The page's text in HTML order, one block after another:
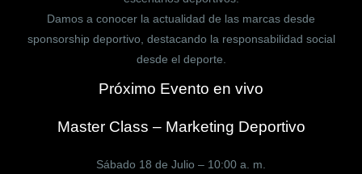
Damos a conocer la actualidad de las marcas desde
sponsorship deportivo, destacando la responsabilidad social
desde el deporte.
Próximo Evento en vivo
Master Class – Marketing Deportivo
Sábado 18 de Julio – 10:00 a. m.